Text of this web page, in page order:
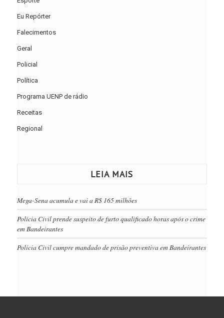
Eu Repórter
Falecimentos
Geral
Policial
Política
Programa UENP de rádio
Receitas
Regional
LEIA MAIS
Mega-Sena acumula e vai a R$ 165 milhões
Polícia Civil prende suspeito de furto qualificado horas após o crime
em Bandeirantes
Polícia Civil cumpre mandado de prisão preventiva em Bandeirantes